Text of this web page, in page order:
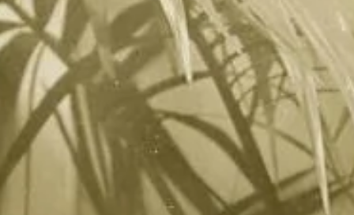
BESTAND
LERNEN
PROJEKT